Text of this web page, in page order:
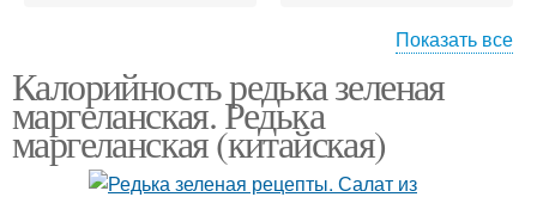
Редька для людей Редька в кулинарии
Показать все
Калорийность редька зеленая
маргеланская. Редька
маргеланская (китайская)